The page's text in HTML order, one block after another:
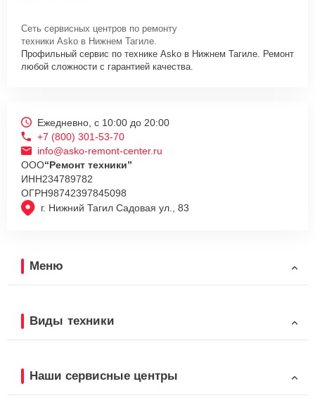
Сеть сервисных центров по ремонту
техники Asko в Нижнем Тагиле.
Профильный сервис по технике Asko в Нижнем Тагиле. Ремонт
любой сложности с гарантией качества.
г. Нижний Тагил Садовая ул., 83
Ежедневно, с 10:00 до 20:00
+7 (800) 301-53-70
info@asko-remont-center.ru
ООО“Ремонт техники”
ИНН234789782
ОГРН98742397845098
Меню
Виды техники
Наши сервисные центры